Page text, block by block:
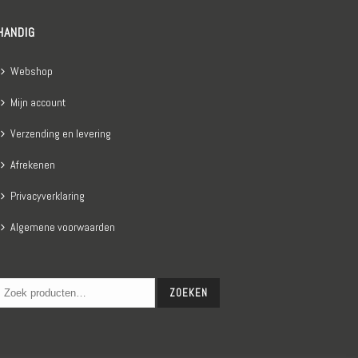
Webshop
Mijn account
Verzending en levering
Afrekenen
Privacyverklaring
Algemene voorwaarden
ZOEKEN